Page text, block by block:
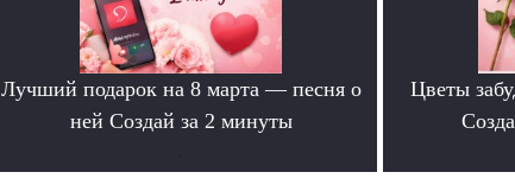
Лучший подарок на 8 марта — песня о
ней Создай за 2 минуты
Цветы